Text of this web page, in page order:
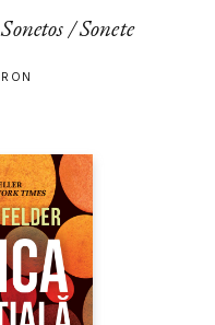
Sonetos / Sonete